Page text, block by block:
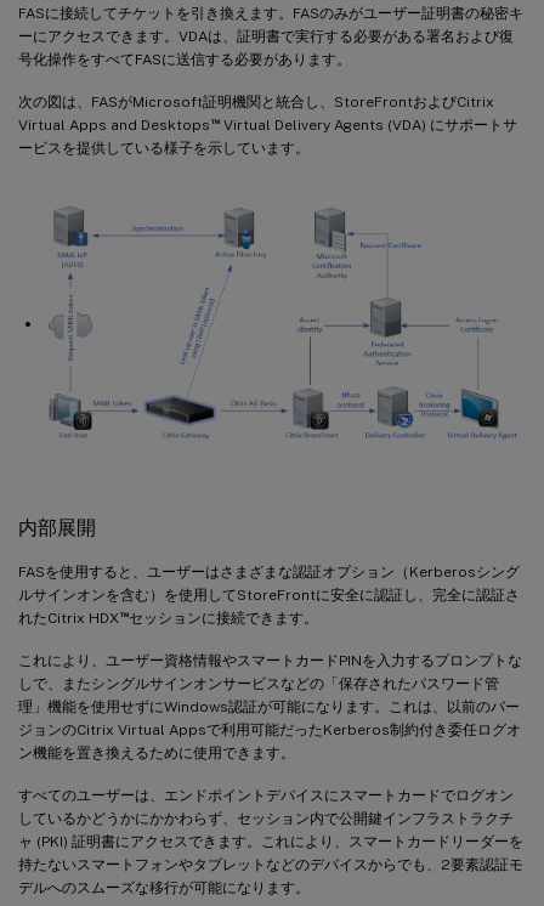
FASに接続してチケットを引き換えます。FASのみがユーザー証明書の秘密キ
ーにアクセスできます。VDAは、証明書で実行する必要がある署名および復
号化操作をすべてFASに送信する必要があります。
次の図は、FASがMicrosoft証明機関と統合し、StoreFrontおよびCitrix
Virtual Apps and Desktops ™Virtual Delivery Agents (VDA) にサポートサ
ービスを提供している様子を示しています。
内部展開
FASを使用すると、ユーザーはさまざまな認証オプション（Kerberosシング
ルサインオンを含む）を使用してStoreFrontに安全に認証し、完全に認証さ
れたCitrix HDX™セッションに接続できます。
これにより、ユーザー資格情報やスマートカードPINを入力するプロンプトな
しで、またシングルサインオンサービスなどの「保存されたパスワード管
理」機能を使用せずにWindows認証が可能になります。これは、以前のバー
ジョンのCitrix Virtual Appsで利用可能だったKerberos制約付き委任ログオ
ン機能を置き換えるために使用できます。
すべてのユーザーは、エンドポイントデバイスにスマートカードでログオン
しているかどうかにかかわらず、セッション内で公開鍵インフラストラクチ
ャ (PKI) 証明書にアクセスできます。これにより、スマートカードリーダーを
持たないスマートフォンやタブレットなどのデバイスからでも、2要素認証モ
デルへのスムーズな移行が可能になります。